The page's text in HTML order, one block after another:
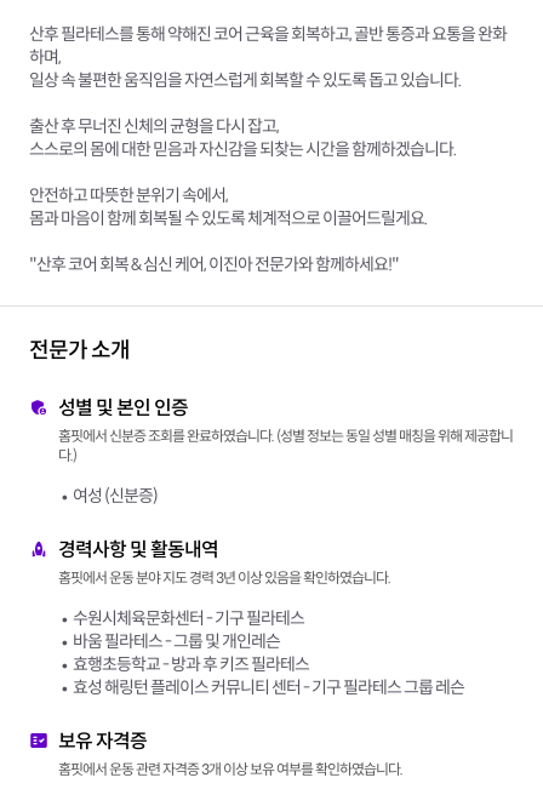
산후 필라테스를 통해 약해진 코어 근육을 회복하고, 골반 통증과 요통을 완화
하며,
일상 속 불편한 움직임을 자연스럽게 회복할 수 있도록 돕고 있습니다.
출산 후 무너진 신체의 균형을 다시 잡고,
스스로의 몸에 대한 믿음과 자신감을 되찾는 시간을 함께하겠습니다.
안전하고 따뜻한 분위기 속에서,
몸과 마음이 함께 회복될 수 있도록 체계적으로 이끌어드릴게요.
"산후 코어 회복 & 심신 케어, 이진아 전문가와 함께하세요!"
전문가 소개
성별 및 본인 인증
홈핏에서 신분증 조회를 완료하였습니다. (성별 정보는 동일 성별 매칭을 위해 제공합니
다.)
여성 (신분증)
경력사항 및 활동내역
홈핏에서 운동 분야 지도 경력 3년 이상 있음을 확인하였습니다.
수원시체육문화센터 - 기구 필라테스
바움 필라테스 - 그룹 및 개인레슨
효행초등학교 - 방과 후 키즈 필라테스
효성 해링턴 플레이스 커뮤니티 센터 - 기구 필라테스 그룹 레슨
보유 자격증
홈핏에서 운동 관련 자격증 3개 이상 보유 여부를 확인하였습니다.